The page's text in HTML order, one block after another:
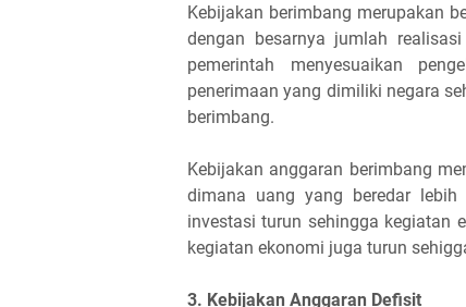
Kebijakan berimbang merupakan
dengan besarnya jumlah
pemerintah menyesuaikan
penerimaan yang dimiliki negara
berimbang.
Kebijakan anggaran berimbang
dimana uang yang beredar lebih
investasi turun sehingga kegiatan
kegiatan ekonomi juga turun
3. Kebijakan Anggaran Defisit